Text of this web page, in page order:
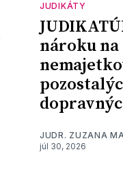
JUDIKÁTY
nároku
JUDR. ZUZANA
júl 30, 2026